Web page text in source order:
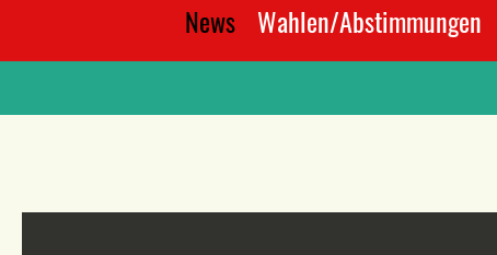
News Wahlen/Abstimmungen